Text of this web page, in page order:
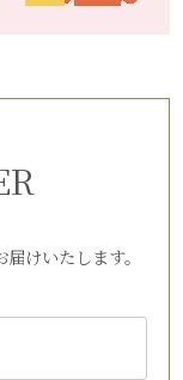
けいたします。